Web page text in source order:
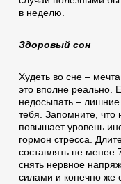
в неделю.
Здоровый сон
Худеть во сне –
это вполне реально.
недосыпать – лишние
тебя. Запомните, что
повышает уровень
гормон стресса.
составлять не менее
снять нервное
силами и конечно же